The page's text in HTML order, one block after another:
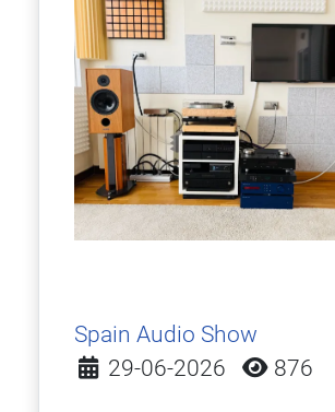
Spain Audio Show
Detalles
29-06-2026 876